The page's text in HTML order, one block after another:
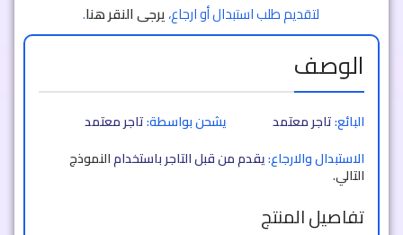
لتقديم طلب استبدال أو ارجاع،يرجى النقر هنا.
الوصف
البائع:تاجر معتمد يشحن بواسطة:تاجر معتمد
الاستبدال والارجاع:يقدم من قبل التاجر باستخدامالنموذج
التالي.
تفاصيل المنتج